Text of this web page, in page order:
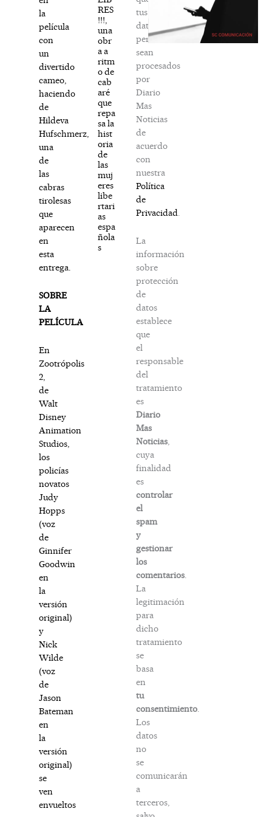
la
película
con
un
divertido
cameo,
haciendo
de
Hildeva
Hufschmerz,
una
de
las
cabras
tirolesas
que
aparecen
en
esta
entrega.
SOBRE
LA
PELÍCULA
En
Zootrópolis
2,
de
Walt
Disney
Animation
Studios,
los
policías
novatos
Judy
Hopps
(voz
de
Ginnifer
Goodwin
en
la
versión
original)
y
Nick
Wilde
(voz
de
Jason
Bateman
en
la
versión
original)
se
ven
envueltos
RES
!!!,
una
obr
a a
ritm
o de
cab
aré
que
repa
sa la
hist
oria
de
las
muj
eres
libe
rtari
as
espa
ñola
s
tus
datos
personales
sean
procesados
por
Diario
Mas
Noticias
de
acuerdo
con
nuestra
Política
de
Privacidad
La
información
sobre
protección
de
datos
establece
que
el
responsable
del
tratamiento
es
Diario
Mas
Noticias,
cuya
finalidad
es
controlar
el
spam
y
gestionar
los
comentarios.
La
legitimación
para
dicho
tratamiento
se
basa
en
tu
consentimiento.
Los
datos
no
se
comunicarán
a
terceros,